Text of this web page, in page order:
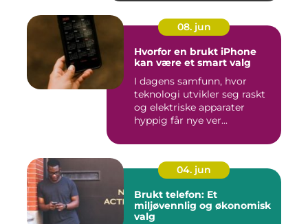
08. jun
Hvorfor en brukt iPhone
kan være et smart valg
I dagens samfunn, hvor
teknologi utvikler seg raskt
og elektriske apparater
hyppig får nye ver...
04. jun
Brukt telefon: Et
miljøvennlig og økonomisk
valg